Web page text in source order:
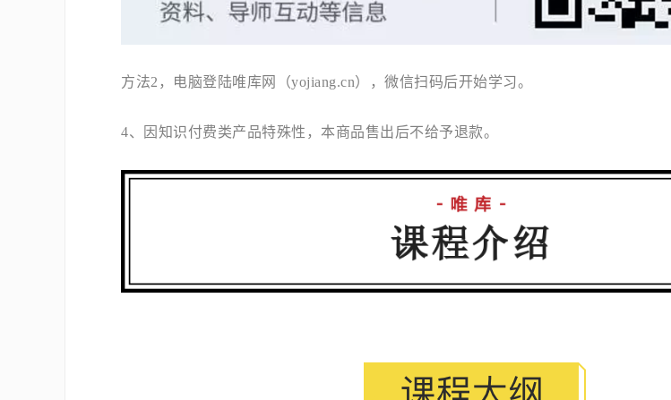
方法2，电脑登陆唯库网（yojiang.cn），微信扫码后开始学习。
4、因知识付费类产品特殊性，本商品售出后不给予退款。